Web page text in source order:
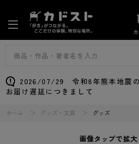
2026/07/29 令和8年熊本地震の
お届け遅延につきまして
ホーム グッズ・文具 グッズ
画像タップで拡大